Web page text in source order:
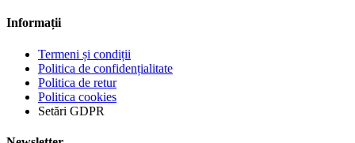
Informații
Termeni și condiții
Politica de confidențialitate
Politica de retur
Politica cookies
Setări GDPR